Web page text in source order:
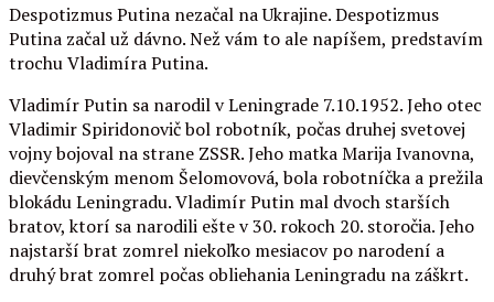
Despotizmus Putina nezačal na Ukrajine. Despotizmus
Putina začal už dávno. Než vám to ale napíšem, predstavím
trochu Vladimíra Putina.
Vladimír Putin sa narodil v Leningrade 7.10.1952. Jeho otec
Vladimir Spiridonovič bol robotník, počas druhej svetovej
vojny bojoval na strane ZSSR. Jeho matka Marija Ivanovna,
dievčenským menom Šelomovová, bola robotníčka a prežila
blokádu Leningradu. Vladimír Putin mal dvoch starších
bratov, ktorí sa narodili ešte v 30. rokoch 20. storočia. Jeho
najstarší brat zomrel niekoľko mesiacov po narodení a
druhý brat zomrel počas obliehania Leningradu na záškrt.